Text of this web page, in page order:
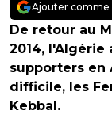
Ajouter comme
De retour au
2014,
supporters en
difficile, les
Kebbal.